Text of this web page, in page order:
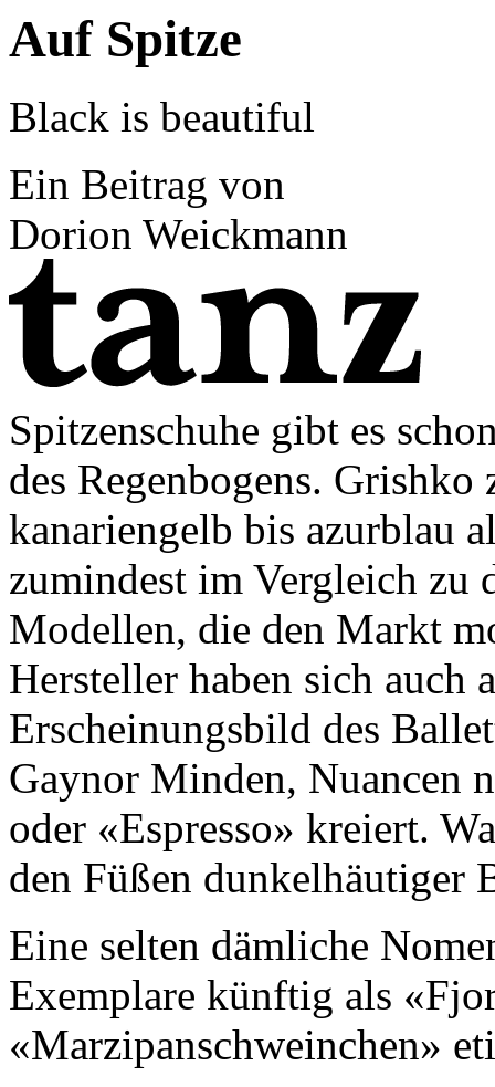
Auf Spitze
Black is beautiful
Ein Beitrag von
Dorion Weickmann
Spitzenschuhe gibt es
des Regenbogens.
kanariengelb bis azurblau
zumindest im Vergleich zu
Modellen, die den Markt
Hersteller haben sich auch
Erscheinungsbild des
Gaynor Minden, Nuancen
oder «Espresso» kreiert.
den Füßen dunkelhäutiger
Eine selten dämliche
Exemplare künftig als
«Marzipanschweinchen»